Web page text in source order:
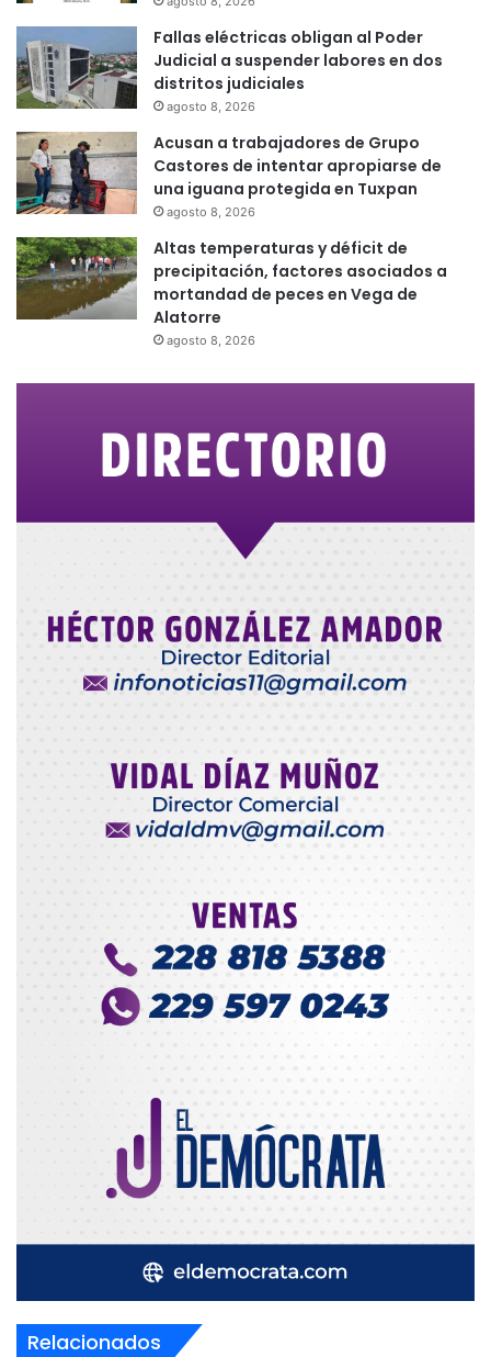
Fallas eléctricas obligan al Poder
Judicial a suspender labores en dos
distritos judiciales
agosto 8, 2026
Acusan a trabajadores de Grupo
Castores de intentar apropiarse de
una iguana protegida en Tuxpan
agosto 8, 2026
Altas temperaturas y déficit de
precipitación, factores asociados a
mortandad de peces en Vega de
Alatorre
agosto 8, 2026
Relacionados